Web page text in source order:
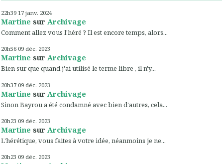
22h39 17 janv. 2024
Martine sur Archivage
Comment allez vous l'héré ? Il est encore temps, alors...
20h56 09 déc. 2023
Martine sur Archivage
Bien sur que quand j'ai utilisé le terme libre , il n'y...
20h37 09 déc. 2023
Martine sur Archivage
Sinon Bayrou a été condamné avec bien d'autres, cela...
20h23 09 déc. 2023
Martine sur Archivage
L'hérétique, vous faites à votre idée, néanmoins je ne...
20h23 09 déc. 2023